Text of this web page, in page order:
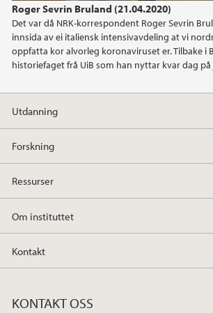
Roger Sevrin Bruland (21.04.2020)
Det var då NRK-korrespondent Roger Sevrin
innsida av ei italiensk intensivavdeling at vi
oppfatta kor alvorleg koronaviruset er. Tilbake i
historiefaget frå UiB som han nyttar kvar dag
2023
2022
Utdanning
Forskning
Ressurser
Om instituttet
Kontakt
KONTAKT OSS